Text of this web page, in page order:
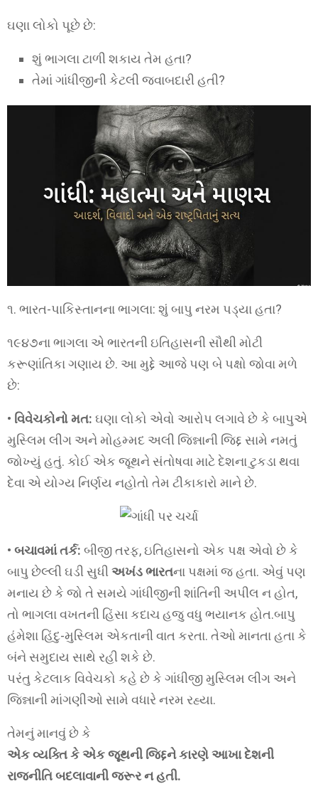
ઘણા લોકો પૂછે છે:
શું ભાગલા ટાળી શકાય તેમ હતા?
તેમાં ગાંધીજીની કેટલી જવાબદારી હતી?
૧. ભારત-પાકિસ્તાનના ભાગલા: શું બાપુ નરમ પડ્યા હતા?
૧૯૪૭ના ભાગલા એ ભારતની ઇતિહાસની સૌથી મોટી
કરૂણાંતિકા ગણાય છે. આ મુદ્દે આજે પણ બે પક્ષો જોવા મળે
છે:
• વિવેચકોનો મત: ઘણા લોકો એવો આરોપ લગાવે છે કે બાપુએ
મુસ્લિમ લીગ અને મોહમ્મદ અલી જિન્નાની જિદ્દ સામે નમતું
જોખ્યું હતું. કોઈ એક જૂથને સંતોષવા માટે દેશના ટુકડા થવા
દેવા એ યોગ્ય નિર્ણય નહોતો તેમ ટીકાકારો માને છે.
• બચાવમાં તર્ક: બીજી તરફ, ઇતિહાસનો એક પક્ષ એવો છે કે
બાપુ છેલ્લી ઘડી સુધીઅખંડ ભારતના પક્ષમાં જ હતા. એવું પણ
મનાય છે કે જો તે સમયે ગાંધીજીની શાંતિની અપીલ ન હોત,
તો ભાગલા વખતની હિંસા કદાચ હજુ વધુ ભયાનક હોત.બાપુ
હંમેશા હિંદુ-મુસ્લિમ એકતાની વાત કરતા. તેઓ માનતા હતા કે
બંને સમુદાય સાથે રહી શકે છે.
પરંતુ કેટલાક વિવેચકો કહે છે કે ગાંધીજી મુસ્લિમ લીગ અને
જિન્નાની માંગણીઓ સામે વધારે નરમ રહ્યા.
તેમનું માનવું છે કે
એક વ્યક્તિ કે એક જૂથની જિદ્દને કારણે આખા દેશની
રાજનીતિ બદલાવાની જરૂર ન હતી.